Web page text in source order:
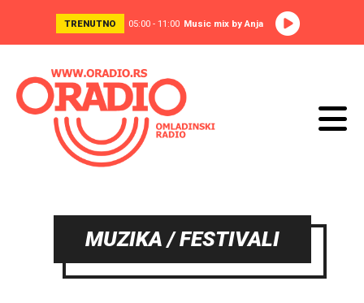
TRENUTNO 05:00 - 11:00 Music mix by Anja
MUZIKA / FESTIVALI